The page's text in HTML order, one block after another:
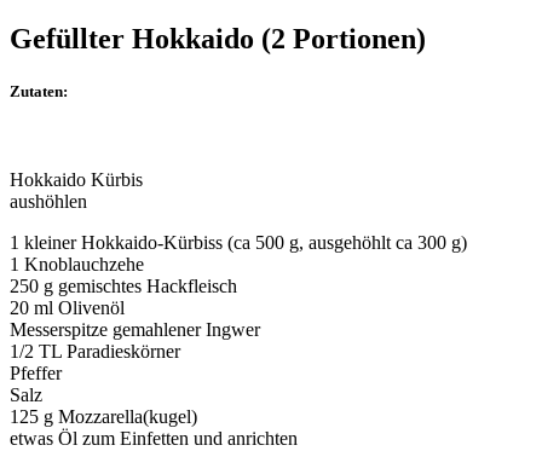
Gefüllter Hokkaido (2 Portionen)
Zutaten:
Hokkaido Kürbis
aushöhlen
1 kleiner Hokkaido-Kürbiss (ca 500 g, ausgehöhlt ca 300 g)
1 Knoblauchzehe
250 g gemischtes Hackfleisch
20 ml Olivenöl
Messerspitze gemahlener Ingwer
1/2 TL Paradieskörner
Pfeffer
Salz
125 g Mozzarella(kugel)
etwas Öl zum Einfetten und anrichten